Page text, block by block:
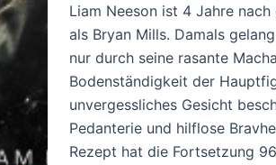
Liam Neeson ist 4 Jahre
als Bryan Mills. Damals
nur durch seine rasante
Bodenständigkeit der
unvergessliches Gesicht
Pedanterie und hilflose
Rezept hat die Fortsetzung